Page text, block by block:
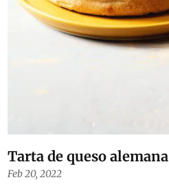
Tarta de queso alemana
Feb 20, 2022